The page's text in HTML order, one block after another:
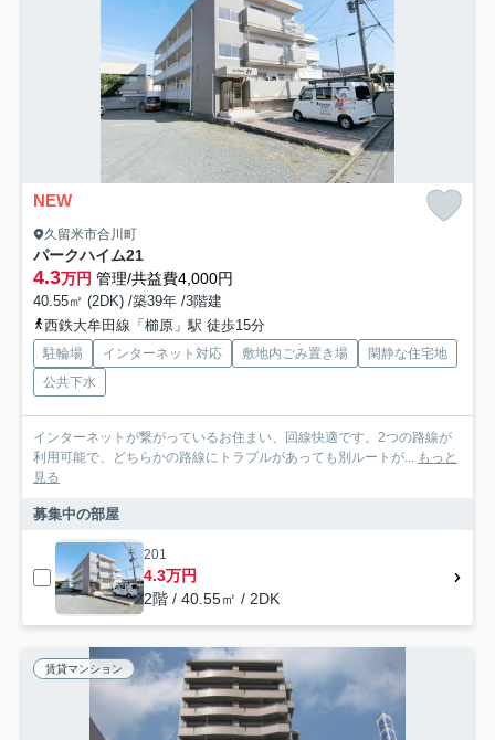
NEW
久留米市合川町
パークハイム21
4.3万円 管理/共益費4,000円
40.55㎡ (2DK) /築39年 /3階建
西鉄大牟田線「櫛原」駅 徒歩15分
駐輪場 インターネット対応 敷地内ごみ置き場
閑静な住宅地
公共下水
インターネットが繋がっているお住まい、回線快適です。2つの路線が
利用可能で、どちらかの路線にトラブルがあっても別ルートが... もっと
見る
募集中の部屋
201
4.3万円
2階 / 40.55㎡ / 2DK
賃貸マンション